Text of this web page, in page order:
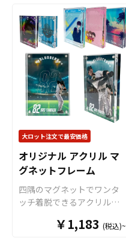
作いたします。 スタイリッ
シュで持ち運びやすい形状
が魅力的なオリジナルのア
クリルスライドミラーは、
鏡面を保護するアクリル製
のスライドカバーにオリジ
ナルのデザインを印刷する
ことができます。透明感と
立体感がデザインを引き立
て、写真やイラスト、ロゴ
などを美しく見せてくれま
す。 形状は丸型・角型の2種
類から選択可能で、用途や
好みに応じたカスタマイズ
が可能です。 短納期・小ロ
ットでの対応も可能ですの
でご不明点がありましたら
お気軽にご相談ください。
大ロット注文で最安価格
オリジナル アクリル マ
グネットフレーム
四隅のマグネットでワンタ
ッチ着脱できるアクリルマ
好きな写真やイラストを簡
￥1,183 (税込)~